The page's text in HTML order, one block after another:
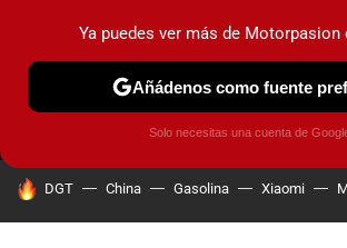
MENÚ
COCHES ELÉCTRICOS
HOY SE HABLA DE
DGT China Gasolina Xiaomi
Ya puedes ver más de Motorpasion
Añádenos como fuente
Solo necesitas una cuenta de